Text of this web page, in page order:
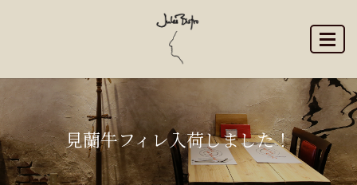
見蘭牛フィレ入荷しました！